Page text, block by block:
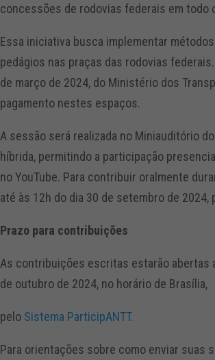
concessões de rodovias federais em todo
Essa iniciativa busca implementar
pedágios nas praças das rodovias
de março de 2024, do Ministério dos
pagamento nestes espaços.
A sessão será realizada no Miniauditório
híbrida, permitindo a participação
no YouTube. Para contribuir oralmente
até às 12h do dia 30 de setembro de
Prazo para contribuições
As contribuições escritas estarão
de outubro de 2024, no horário de Brasília,
pelo Sistema ParticipANTT.
Para orientações sobre como enviar